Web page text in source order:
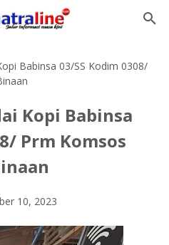
Babinsa 03/SS Kodim 0308/
Kopi Babinsa
Prm Komsos
10, 2023